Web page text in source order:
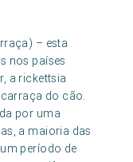
– esta
nos países
a rickettsia
do cão.
por uma
a maioria das
período de